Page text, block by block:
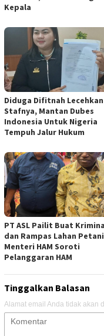
Kepala
Diduga Difitnah Lecehkan
Stafnya, Mantan Dubes
Indonesia Untuk Nigeria
Tempuh Jalur Hukum
PT ASL Pailit Buat
dan Rampas Lahan
Menteri HAM Soroti
Pelanggaran HAM
Tinggalkan Balasan
Alamat email Anda tidak akan